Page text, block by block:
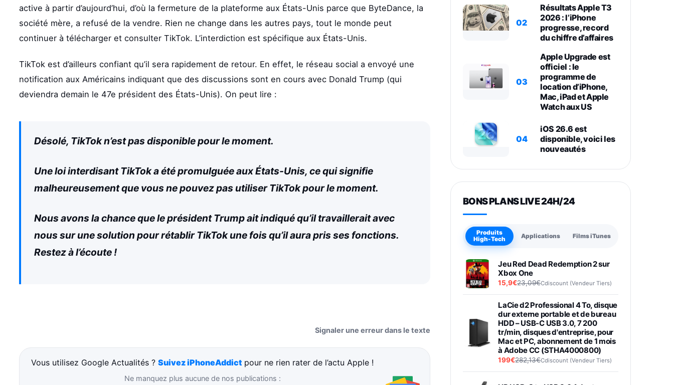
active à partir d’aujourd’hui, d’où la fermeture de la plateforme aux États-Unis parce que ByteDance, la
société mère, a refusé de la vendre. Rien ne change dans les autres pays, tout le monde peut
continuer à télécharger et consulter TikTok. L’interdiction est spécifique aux États-Unis.
TikTok est d’ailleurs confiant qu’il sera rapidement de retour. En effet, le réseau social a envoyé une
notification aux Américains indiquant que des discussions sont en cours avec Donald Trump (qui
deviendra demain le 47e président des États-Unis). On peut lire :
Désolé, TikTok n’est pas disponible pour le moment.
Une loi interdisant TikTok a été promulguée aux États-Unis, ce qui signifie
malheureusement que vous ne pouvez pas utiliser TikTok pour le moment.
Nous avons la chance que le président Trump ait indiqué qu’il travaillerait avec
nous sur une solution pour rétablir TikTok une fois qu’il aura pris ses fonctions.
Restez à l’écoute !
Signaler une erreur dans le texte
Vous utilisez Google Actualités ?Suivez iPhoneAddict pour ne rien rater de l’actu Apple !
Ne manquez plus aucune de nos publications :
02
Résultats Apple T3
2026 : l’iPhone
progresse, record
du chiffre d’affaires
03
Apple Upgrade est
officiel : le
programme de
location d’iPhone,
Mac, iPad et Apple
Watch aux US
04
iOS 26.6 est
disponible, voici les
nouveautés
BONS PLANS LIVE 24H/24
Produits
High-Tech
Applications Films iTunes
Jeu Red Dead Redemption 2 sur
Xbox One
15,9€23,09€Cdiscount (Vendeur Tiers)
LaCie d2 Professional 4 To, disque
dur externe portable et de bureau
HDD – USB-C USB 3.0, 7 200
tr/min, disques d'entreprise, pour
Mac et PC, abonnement de 1 mois
à Adobe CC (STHA4000800)
199€282,13€Cdiscount (Vendeur Tiers)